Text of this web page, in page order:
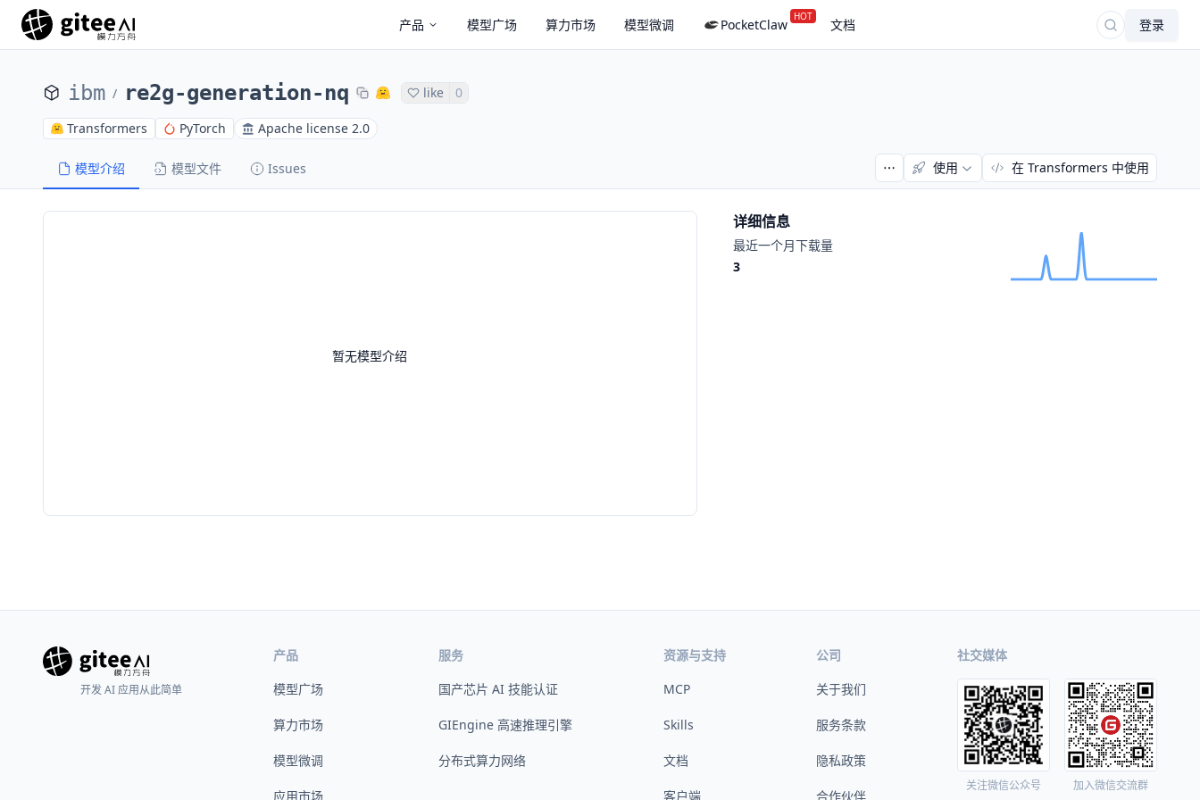
产品 模型广场 算力市场 模型微调 PocketClaw HOT 文档 登录
ibm / re2g-generation-nq like 0
Transformers PyTorch Apache license 2.0
模型介绍 模型文件 Issues 使用 在 Transformers 中使用
暂无模型介绍
详细信息
最近一个月下载量
3
开发 AI 应用从此简单
产品
模型广场
算力市场
模型微调
应用市场
服务
国产芯片 AI 技能认证
GIEngine 高速推理引擎
分布式算力网络
资源与支持
MCP
Skills
文档
客户端
公司
关于我们
服务条款
隐私政策
合作伙伴
社交媒体
关注微信公众号 加入微信交流群